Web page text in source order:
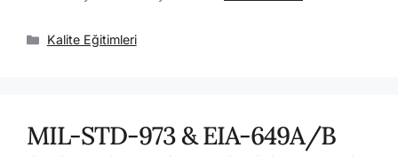
Kalite Eğitimleri
MIL-STD-973 & EIA-649A/B